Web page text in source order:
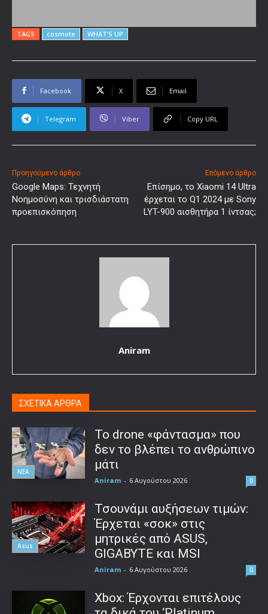
TAGS cosmote WHAT’S UP
Facebook X Email
Telegram Viber Copy URL
Προηγούμενο άρθρο
Google Maps: Τεχνητή
Νοημοσύνη και τρισδιάστατη
προεπισκόπηση
Επόμενο άρθρο
Επίσημο, το Xiaomi 14 Ultra
έρχεται το Q1 2024 με Sony
LYT-900 αισθητήρα 1 ίντσας;
Aniram
ΣΧΕΤΙΚΑ ΑΡΘΡΑ
ΝΕΑ
Το drone «φάντασμα» που
δεν το βλέπει το ανθρώπινο
μάτι
Aniram - 6 Αυγούστου 2026 0
Asus
Τσουνάμι αυξήσεων τιμών:
Έρχεται «σοκ» στις
μητρικές από ASUS,
GIGABYTE και MSI
Aniram - 6 Αυγούστου 2026 0
Xbox: Έρχονται επιτέλους